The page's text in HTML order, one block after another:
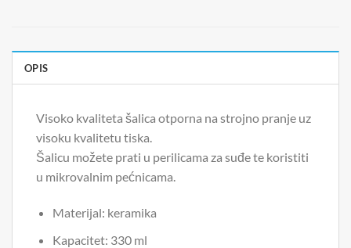
OPIS
Visoko kvaliteta šalica otporna na strojno pranje uz
visoku kvalitetu tiska.
Šalicu možete prati u perilicama za suđe te koristiti
u mikrovalnim pećnicama.
Materijal: keramika
Kapacitet: 330 ml